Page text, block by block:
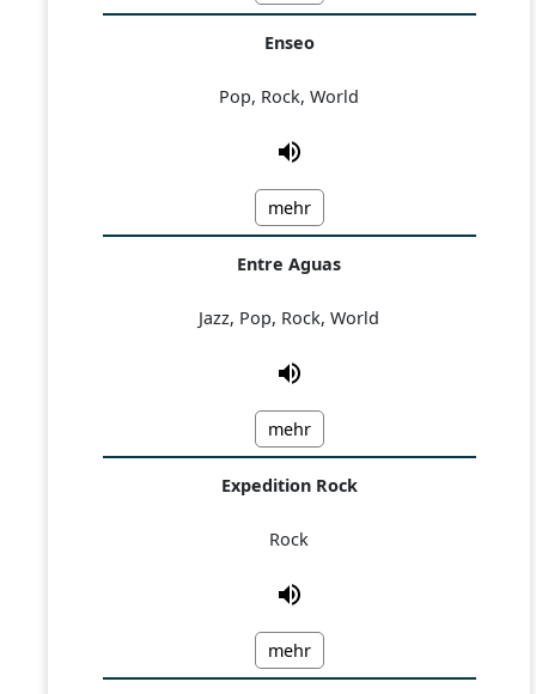
Enseo
Pop, Rock, World
mehr
Entre Aguas
Jazz, Pop, Rock, World
mehr
Expedition Rock
Rock
mehr